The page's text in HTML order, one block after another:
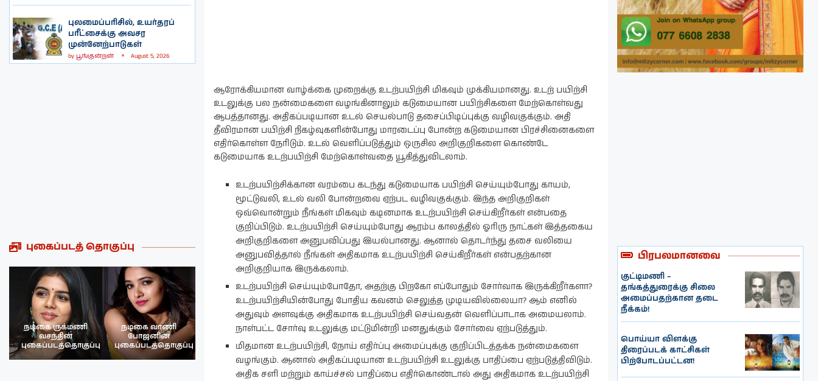
புலமைப்பரிசில், உயர்தரப்
பரீட்சைக்கு அவசர
முன்னேற்பாடுகள்
by பூங்குன்றன் August 5, 2026
புகைப்படத் தொகுப்பு
நடிகை ருக்மணி
வசந்தின்
புகைப்படத்தொகுப்பு
நடிகை வாணி
போஜனின்
புகைப்படத்தொகுப்பு
நடிகை ருக்மணி
வசந்த்தின்
புகைப்படத்தொகுப்பு
நடிகை ராஷி
கண்ணாவின்
புகைப்படத்தொகுப்பு
நடிகை
பிரணிதாவின்
புகைப்படத்தொகுப்பு
ஆரோக்கியமான வாழ்க்கை முறைக்கு உடற்பயிற்சி மிகவும் முக்கியமானது. உடற் பயிற்சி
உடலுக்கு பல நன்மைகளை வழங்கினாலும் கடுமையான பயிற்சிகளை மேற்கொள்வது
ஆபத்தானது. அதிகப்படியான உடல் செயல்பாடு தசைப்பிடிப்புக்கு வழிவகுக்கும். அதி
தீவிரமான பயிற்சி நிகழ்வுகளின்போது மாரடைப்பு போன்ற கடுமையான பிரச்சினைகளை
எதிர்கொள்ள நேரிடும். உடல் வெளிப்படுத்தும் ஒருசில அறிகுறிகளை கொண்டே
கடுமையாக உடற்பயிற்சி மேற்கொள்வதை யூகித்துவிடலாம்.
உடற்பயிற்சிக்கான வரம்பை கடந்து கடுமையாக பயிற்சி செய்யும்போது காயம்,
மூட்டுவலி, உடல் வலி போன்றவை ஏற்பட வழிவகுக்கும். இந்த அறிகுறிகள்
ஒவ்வொன்றும் நீங்கள் மிகவும் கடினமாக உடற்பயிற்சி செய்கிறீர்கள் என்பதை
குறிப்பிடும். உடற்பயிற்சி செய்யும்போது ஆரம்ப காலத்தில் ஓரிரு நாட்கள் இத்தகைய
அறிகுறிகளை அனுபவிப்பது இயல்பானது. ஆனால் தொடர்ந்து தசை வலியை
அனுபவித்தால் நீங்கள் அதிகமாக உடற்பயிற்சி செய்கிறீர்கள் என்பதற்கான
அறிகுறியாக இருக்கலாம்.
உடற்பயிற்சி செய்யும்போதோ, அதற்கு பிறகோ எப்போதும் சோர்வாக இருக்கிறீர்களா?
உடற்பயிற்சியின்போது போதிய கவனம் செலுத்த முடியவில்லையா? ஆம் எனில்
அதுவும் அளவுக்கு அதிகமாக உடற்பயிற்சி செய்வதன் வெளிப்பாடாக அமையலாம்.
நாள்பட்ட சோர்வு உடலுக்கு மட்டுமின்றி மனதுக்கும் சோர்வை ஏற்படுத்தும்.
மிதமான உடற்பயிற்சி, நோய் எதிர்ப்பு அமைப்புக்கு குறிப்பிடத்தக்க நன்மைகளை
வழங்கும். ஆனால் அதிகப்படியான உடற்பயிற்சி உடலுக்கு பாதிப்பை ஏற்படுத்திவிடும்.
அதிக சளி மற்றும் காய்ச்சல் பாதிப்பை எதிர்கொண்டால் அது அதிகமாக உடற்பயிற்சி
பிரபலமானவை
குட்டிமணி –
தங்கத்துரைக்கு சிலை
அமைப்பதற்கான தடை
நீக்கம்!
பொய்யா விளக்கு
திரைப்படக் காட்சிகள்
பிற்போடப்பட்டன!